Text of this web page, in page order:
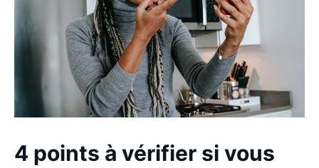
4 points à vérifier si vous